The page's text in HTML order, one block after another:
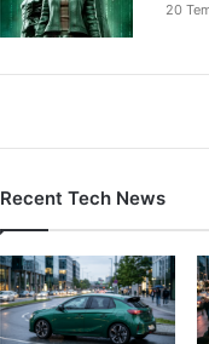
20
Recent Tech News